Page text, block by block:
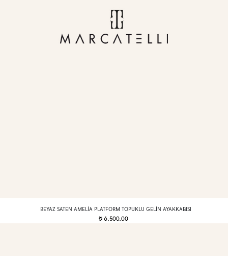
BEYAZ SATEN AMELIA PLATFORM TOPUKLU GELIN AYAKKABISI
t 6.500,00